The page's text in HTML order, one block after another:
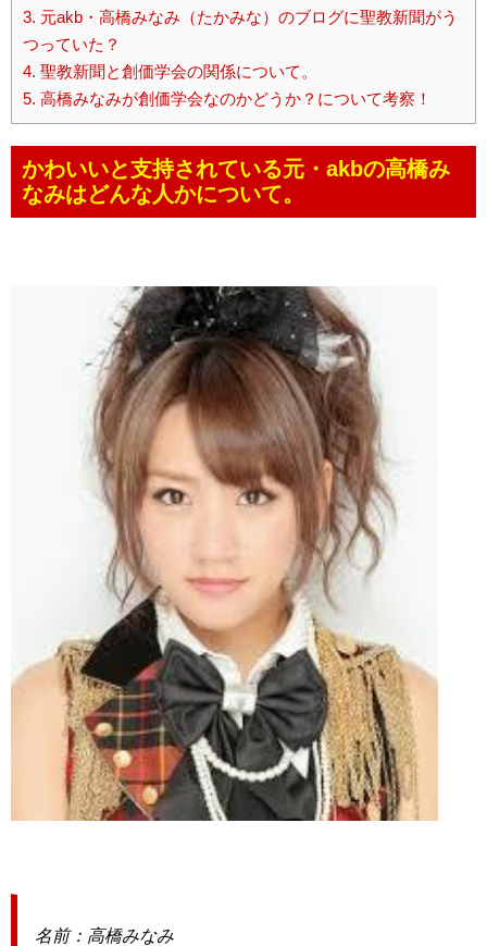
3. 元akb・高橋みなみ（たかみな）のブログに聖教新聞がう
つっていた？
4. 聖教新聞と創価学会の関係について。
5. 高橋みなみが創価学会なのかどうか？について考察！
かわいいと支持されている元・akbの高橋み
なみはどんな人かについて。
名前：高橋みなみ